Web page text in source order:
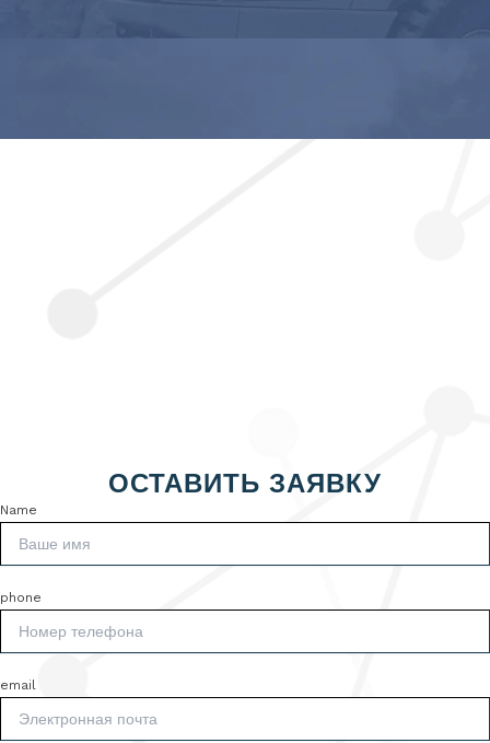
ОСТАВИТЬ ЗАЯВКУ
Name
phone
email